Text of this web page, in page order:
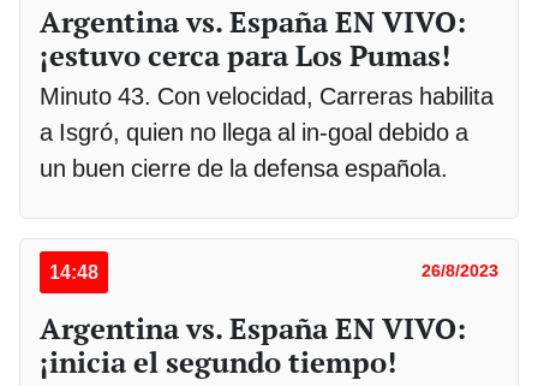
Argentina vs. España EN VIVO:
¡estuvo cerca para Los Pumas!
Minuto 43. Con velocidad, Carreras habilita
a Isgró, quien no llega al in-goal debido a
un buen cierre de la defensa española.
14:48 26/8/2023
Argentina vs. España EN VIVO:
¡inicia el segundo tiempo!